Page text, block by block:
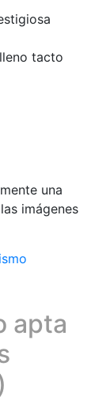
tacto
una
imágenes
apta